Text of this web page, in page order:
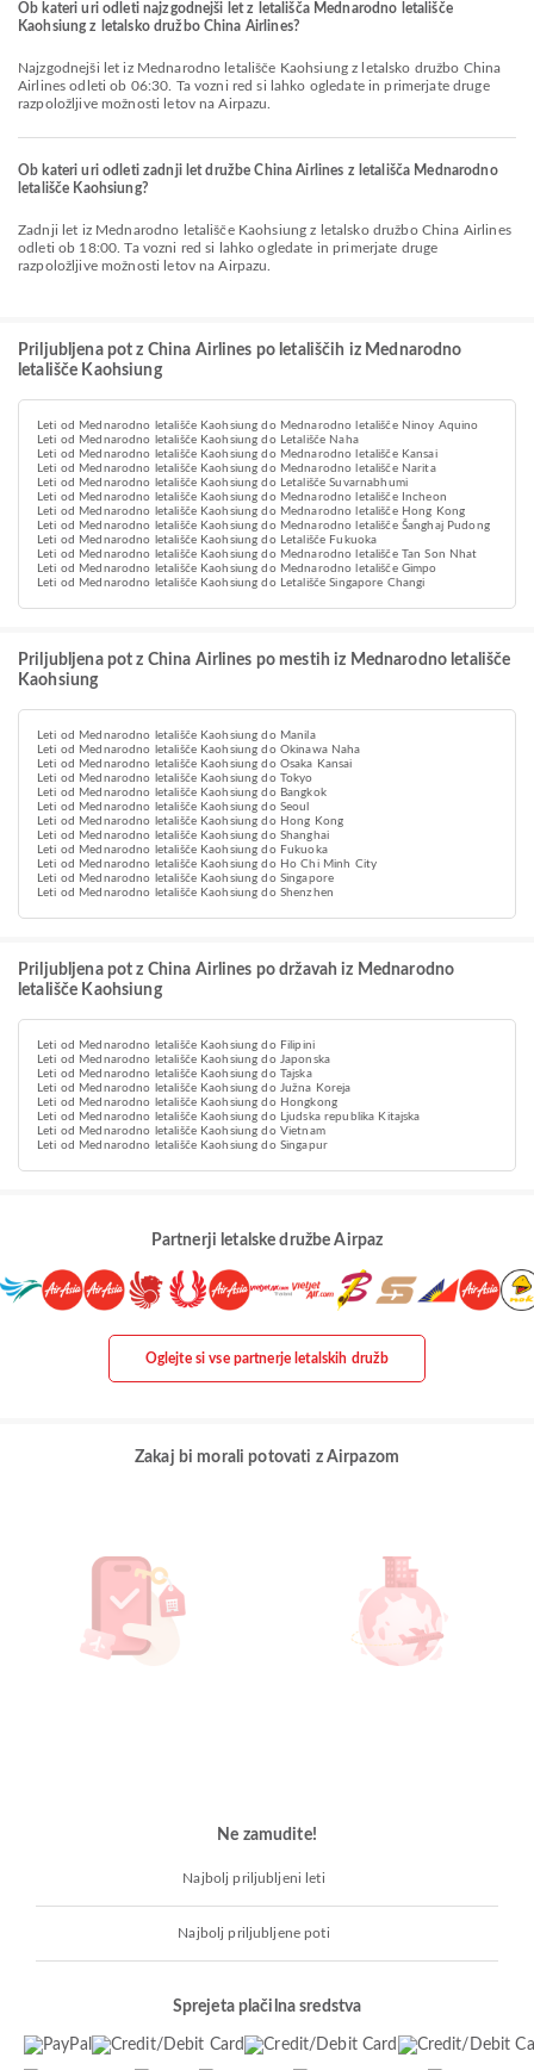
Ob kateri uri odleti najzgodnejši let z letališča Mednarodno letališče
Kaohsiung z letalsko družbo China Airlines?
Najzgodnejši let iz Mednarodno letališče Kaohsiung z letalsko družbo China
Airlines odleti ob 06:30. Ta vozni red si lahko ogledate in primerjate druge
razpoložljive možnosti letov na Airpazu.
Ob kateri uri odleti zadnji let družbe China Airlines z letališča Mednarodno
letališče Kaohsiung?
Zadnji let iz Mednarodno letališče Kaohsiung z letalsko družbo China Airlines
odleti ob 18:00. Ta vozni red si lahko ogledate in primerjate druge
razpoložljive možnosti letov na Airpazu.
Priljubljena pot z China Airlines po letališčih iz Mednarodno
letališče Kaohsiung
Leti od Mednarodno letališče Kaohsiung do Mednarodno letališče Ninoy Aquino
Leti od Mednarodno letališče Kaohsiung do Letališče Naha
Leti od Mednarodno letališče Kaohsiung do Mednarodno letališče Kansai
Leti od Mednarodno letališče Kaohsiung do Mednarodno letališče Narita
Leti od Mednarodno letališče Kaohsiung do Letališče Suvarnabhumi
Leti od Mednarodno letališče Kaohsiung do Mednarodno letališče Incheon
Leti od Mednarodno letališče Kaohsiung do Mednarodno letališče Hong Kong
Leti od Mednarodno letališče Kaohsiung do Mednarodno letališče Šanghaj Pudong
Leti od Mednarodno letališče Kaohsiung do Letališče Fukuoka
Leti od Mednarodno letališče Kaohsiung do Mednarodno letališče Tan Son Nhat
Leti od Mednarodno letališče Kaohsiung do Mednarodno letališče Gimpo
Leti od Mednarodno letališče Kaohsiung do Letališče Singapore Changi
Priljubljena pot z China Airlines po mestih iz Mednarodno letališče
Kaohsiung
Leti od Mednarodno letališče Kaohsiung do Manila
Leti od Mednarodno letališče Kaohsiung do Okinawa Naha
Leti od Mednarodno letališče Kaohsiung do Osaka Kansai
Leti od Mednarodno letališče Kaohsiung do Tokyo
Leti od Mednarodno letališče Kaohsiung do Bangkok
Leti od Mednarodno letališče Kaohsiung do Seoul
Leti od Mednarodno letališče Kaohsiung do Hong Kong
Leti od Mednarodno letališče Kaohsiung do Shanghai
Leti od Mednarodno letališče Kaohsiung do Fukuoka
Leti od Mednarodno letališče Kaohsiung do Ho Chi Minh City
Leti od Mednarodno letališče Kaohsiung do Singapore
Leti od Mednarodno letališče Kaohsiung do Shenzhen
Priljubljena pot z China Airlines po državah iz Mednarodno
letališče Kaohsiung
Leti od Mednarodno letališče Kaohsiung do Filipini
Leti od Mednarodno letališče Kaohsiung do Japonska
Leti od Mednarodno letališče Kaohsiung do Tajska
Leti od Mednarodno letališče Kaohsiung do Južna Koreja
Leti od Mednarodno letališče Kaohsiung do Hongkong
Leti od Mednarodno letališče Kaohsiung do Ljudska republika Kitajska
Leti od Mednarodno letališče Kaohsiung do Vietnam
Leti od Mednarodno letališče Kaohsiung do Singapur
Partnerji letalske družbe Airpaz
Oglejte si vse partnerje letalskih družb
Zakaj bi morali potovati z Airpazom
Ne zamudite!
Najbolj priljubljeni leti
Najbolj priljubljene poti
Sprejeta plačilna sredstva